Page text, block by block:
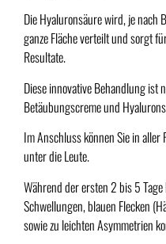
Die Hyaluronsäure wird, je nach
ganze Fläche verteilt und sorgt
Resultate.
Diese innovative Behandlung ist
Betäubungscreme und
Im Anschluss können Sie in
unter die Leute.
Während der ersten 2 bis 5
Schwellungen, blauen Flecken
sowie zu leichten Asymmetrien